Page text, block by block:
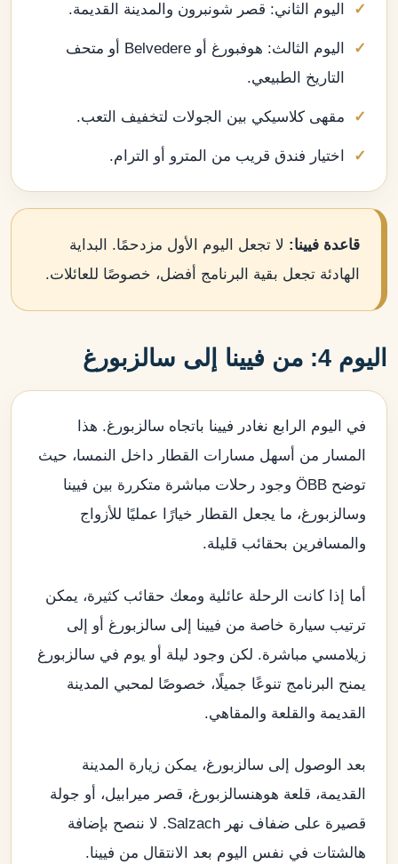
اليوم الثاني: قصر شونبرون والمدينة القديمة.
اليوم الثالث: هوفبورغ أو Belvedere أو متحف
التاريخ الطبيعي.
مقهى كلاسيكي بين الجولات لتخفيف التعب.
اختيار فندق قريب من المترو أو الترام.
قاعدة فيينا: لا تجعل اليوم الأول مزدحمًا. البداية
الهادئة تجعل بقية البرنامج أفضل، خصوصًا للعائلات.
اليوم 4: من فيينا إلى سالزبورغ
في اليوم الرابع نغادر فيينا باتجاه سالزبورغ. هذا
المسار من أسهل مسارات القطار داخل النمسا، حيث
توضح ÖBB وجود رحلات مباشرة متكررة بين فيينا
وسالزبورغ، ما يجعل القطار خيارًا عمليًا للأزواج
والمسافرين بحقائب قليلة.
أما إذا كانت الرحلة عائلية ومعك حقائب كثيرة، يمكن
ترتيب سيارة خاصة من فيينا إلى سالزبورغ أو إلى
زيلامسي مباشرة. لكن وجود ليلة أو يوم في سالزبورغ
يمنح البرنامج تنوعًا جميلًا، خصوصًا لمحبي المدينة
القديمة والقلعة والمقاهي.
بعد الوصول إلى سالزبورغ، يمكن زيارة المدينة
القديمة، قلعة هوهنسالزبورغ، قصر ميرابيل، أو جولة
قصيرة على ضفاف نهر Salzach. لا ننصح بإضافة
هالشتات في نفس اليوم بعد الانتقال من فيينا.